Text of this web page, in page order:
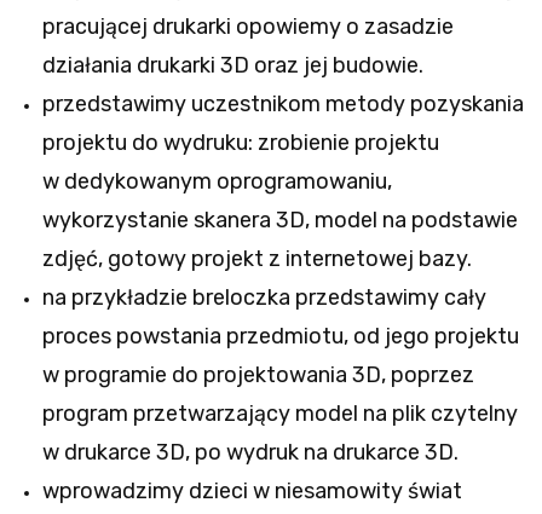
pracującej drukarki opowiemy o zasadzie
działania drukarki 3D oraz jej budowie.
przedstawimy uczestnikom metody pozyskania
projektu do wydruku: zrobienie projektu
w dedykowanym oprogramowaniu,
wykorzystanie skanera 3D, model na podstawie
zdjęć, gotowy projekt z internetowej bazy.
na przykładzie breloczka przedstawimy cały
proces powstania przedmiotu, od jego projektu
w programie do projektowania 3D, poprzez
program przetwarzający model na plik czytelny
w drukarce 3D, po wydruk na drukarce 3D.
wprowadzimy dzieci w niesamowity świat